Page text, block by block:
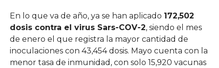
En lo que va de año, ya se han aplicado 172,502
dosis contra el virus Sars-COV-2, siendo el mes
de enero el que registra la mayor cantidad de
inoculaciones con 43,454 dosis. Mayo cuenta con la
menor tasa de inmunidad, con solo 15,920 vacunas